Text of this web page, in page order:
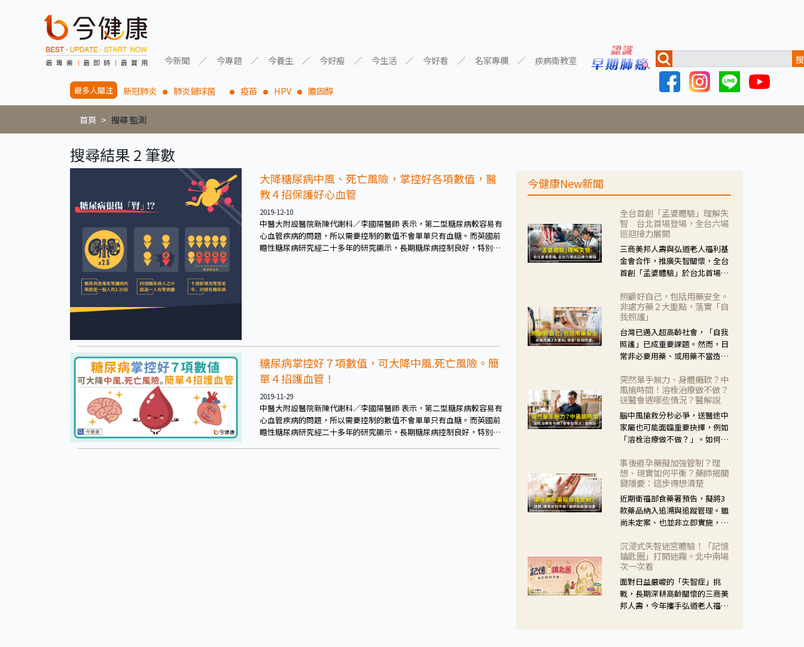
今新聞 今專題 今養生 今好瘦 今生活 今好看 名家專欄 疾病衛教室
最多人關注 新冠肺炎 肺炎鏈球菌 疫苗 HPV 膽固醇
首頁 搜尋 監測
搜尋結果 2 筆數
大降糖尿病中風、死亡風險，掌控好各項數值，醫
教４招保護好心血管
2019-12-10
中醫大附設醫院新陳代謝科／李國陽醫師 表示，第二型糖尿病較容易有
心血管疾病的問題，所以需要控制的數值不會單單只有血糖。而英國前
瞻性糖尿病研究經二十多年的研究顯示，長期糖尿病控制良好，特別是
糖尿病掌控好７項數值，可大降中風.死亡風險。簡
單４招護血管！
2019-11-29
中醫大附設醫院新陳代謝科／李國陽醫師 表示，第二型糖尿病較容易有
心血管疾病的問題，所以需要控制的數值不會單單只有血糖。而英國前
瞻性糖尿病研究經二十多年的研究顯示，長期糖尿病控制良好，特別是
今健康New新聞
全台首創「孟婆體驗」理解失
智 台北首場登場，全台六場
巡迴接力展開
三商美邦人壽與弘道老人福利基
金會合作，推廣失智關懷，全台
首創「孟婆體驗」於台北首場實
模式，用結合情境互動等豐富活
動，將抽象的失智轉化為可感
受、可討論的生活情境，並引導
民眾在家人開始出現改變時，以
理解取代責備、以耐心回應不
安。
照顧好自己，包括用藥安全。
非處方藥２大重點，落實「自
我照護」
台灣已邁入超高齡社會，「自我
照護」已成重要課題。然而，日
常非必要用藥、或用藥不當造成
在重要。社團法人台灣自我照護
產業協會 提出「非處方藥正確使
用」與「藥師給力」，鼓勵民眾
建立安全且正確的自我照護習
慣。
突然單手無力、身體癱軟？中
風搶時間！溶栓治療做不做？
送醫會遇哪些情況？醫解說
腦中風搶救分秒必爭，送醫途中
家屬也可能面臨重要抉擇，例如
「溶栓治療做不做？」。如何搶
會理事長陳龍醫師解說！
事後避孕藥擬加強管制？理
想、現實如何平衡？藥師揭關
鍵隱憂：這步得想清楚
近期衛福部食藥署預告，擬將3
款藥品納入追溯與追蹤管理。雖
尚未定案、也並非立即實施，不
人杰藥師表示，這三款藥物目
的、作用、風險各有不同，管制
與否所帶來的後許影響也不同，
可先了解其特性。
沉浸式失智迷宮體驗！「記憶
鑰匙圈」打開迷霧。北中南場
次一次看
面對日益嚴峻的「失智症」挑
戰，長期深耕高齡關懷的三商美
邦人壽，今年攜手弘道老人福利